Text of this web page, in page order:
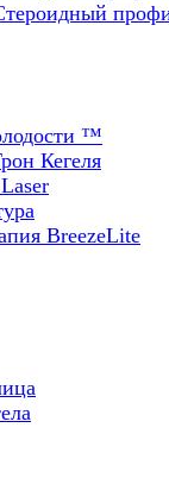
™
Кегеля
BreezeLite